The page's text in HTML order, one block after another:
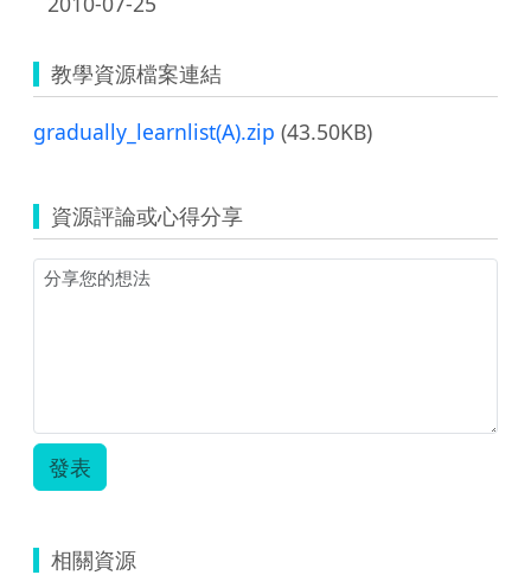
教學資源檔案連結
gradually_learnlist(A).zip (43.50KB)
資源評論或心得分享
發表
相關資源